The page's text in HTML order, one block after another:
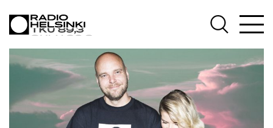
AJANKOHTAISTA
OHJELMAT
TEKIJÄT